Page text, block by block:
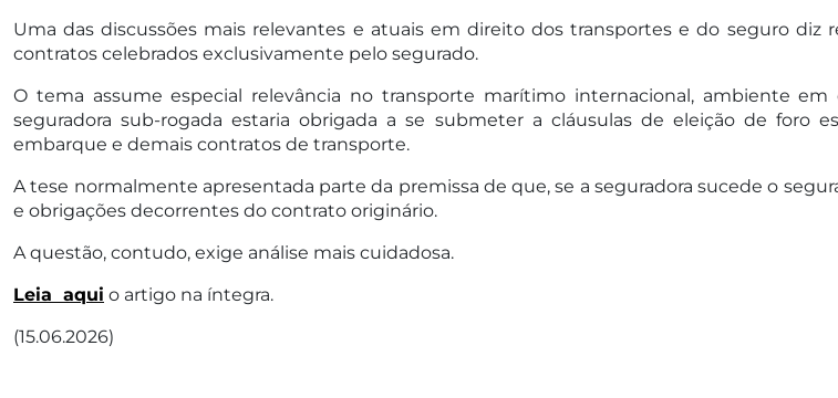
Uma das discussões mais relevantes e atuais em direito dos transportes e do seguro diz
contratos celebrados exclusivamente pelo segurado.
O tema assume especial relevância no transporte marítimo internacional, ambiente
seguradora sub-rogada estaria obrigada a se submeter a cláusulas de eleição de foro
embarque e demais contratos de transporte.
A tese normalmente apresentada parte da premissa de que, se a seguradora sucede o
e obrigações decorrentes do contrato originário.
A questão, contudo, exige análise mais cuidadosa.
Leia aqui o artigo na íntegra.
(15.06.2026)